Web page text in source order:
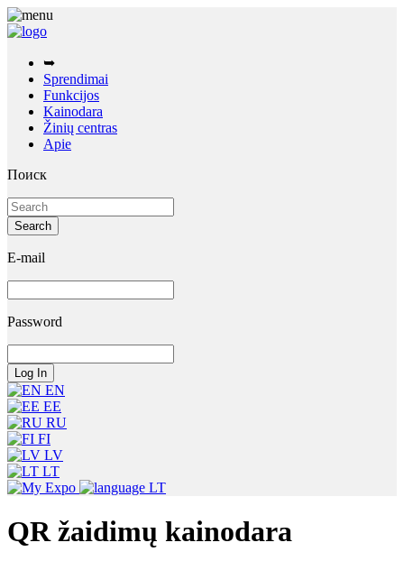
➥
Sprendimai
Funkcijos
Kainodara
Žinių centras
Apie
Поиск
E-mail
Password
EN
EE
RU
FI
LV
LT
LT
QR žaidimų kainodara